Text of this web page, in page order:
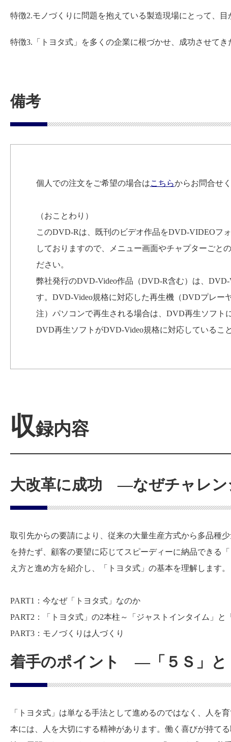
特徴2.モノづくりに問題を抱えている製造現場にとって、
特徴3.「トヨタ式」を多くの企業に根づかせ、成功させて
備考
個人での注文をご希望の場合はこちらからお問合せく
（おことわり）
このDVD-Rは、既刊のビデオ作品をDVD-VIDEOフ
しておりますので、メニュー画面やチャプターごと
ださい。
弊社発行のDVD-Video作品（DVD-R含む）は、
す。DVD-Video規格に対応した再生機（DVDプレー
注）パソコンで再生される場合は、DVD再生ソフト
DVD再生ソフトがDVD-Video規格に対応しているこ
収録内容
大改革に成功 ―なぜチャレン
取引先からの要請により、従来の大量生産方式から多品種
を持たず、顧客の要望に応じてスピーディーに納品できる
え方と進め方を紹介し、「トヨタ式」の基本を理解します。
PART1：今なぜ「トヨタ式」なのか
PART2：「トヨタ式」の2本柱～「ジャストインタイム」と
PART3：モノづくりは人づくり
着手のポイント ―「５Ｓ」と
「トヨタ式」は単なる手法として進めるのではなく、人を
本には、人を大切にする精神があります。働く喜びが持て